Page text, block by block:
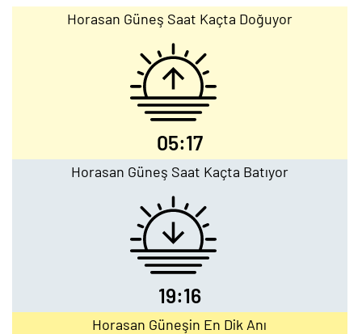
Horasan Güneş Saat Kaçta Doğuyor
05:17
Horasan Güneş Saat Kaçta Batıyor
19:16
Horasan Güneşin En Dik Anı